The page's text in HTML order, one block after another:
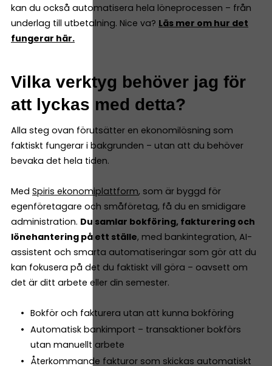
kan du också automatisera hela löneprocessen – från
underlag till utbetalning. Nice va? Läs mer om hur det
fungerar här.
Vilka verktyg behöver jag för
att lyckas med detta?
Alla steg ovan förutsätter en ekonomilösning som
faktiskt fungerar i bakgrunden – utan att du behöver
bevaka det hela tiden.
Med Spiris ekonomiplattform, som är byggd för
egenföretagare och småföretag, få du en smidigare
administration. Du samlar bokföring, fakturering och
lönehantering på ett ställe, med bankintegration, AI-
assistent och smarta automatiseringar som gör att du
kan fokusera på det du faktiskt vill göra – oavsett om
det är ditt arbete eller din semester.
Bokför och fakturera utan att kunna bokföring
Automatisk bankimport – transaktioner bokförs
utan manuellt arbete
Återkommande fakturor som skickas automatiskt